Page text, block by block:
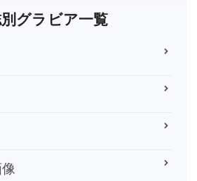
グラビア一覧